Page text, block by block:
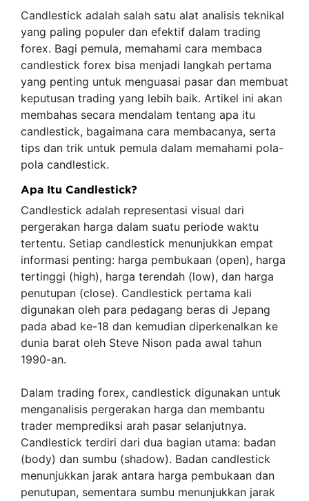
Candlestick adalah salah satu alat analisis teknikal
yang paling populer dan efektif dalam trading
forex. Bagi pemula, memahami cara membaca
candlestick forex bisa menjadi langkah pertama
yang penting untuk menguasai pasar dan membuat
keputusan trading yang lebih baik. Artikel ini akan
membahas secara mendalam tentang apa itu
candlestick, bagaimana cara membacanya, serta
tips dan trik untuk pemula dalam memahami pola-
pola candlestick.
Apa Itu Candlestick?
Candlestick adalah representasi visual dari
pergerakan harga dalam suatu periode waktu
tertentu. Setiap candlestick menunjukkan empat
informasi penting: harga pembukaan (open), harga
tertinggi (high), harga terendah (low), dan harga
penutupan (close). Candlestick pertama kali
digunakan oleh para pedagang beras di Jepang
pada abad ke-18 dan kemudian diperkenalkan ke
dunia barat oleh Steve Nison pada awal tahun
1990-an.
Dalam trading forex, candlestick digunakan untuk
menganalisis pergerakan harga dan membantu
trader memprediksi arah pasar selanjutnya.
Candlestick terdiri dari dua bagian utama: badan
(body) dan sumbu (shadow). Badan candlestick
menunjukkan jarak antara harga pembukaan dan
penutupan, sementara sumbu menunjukkan jarak